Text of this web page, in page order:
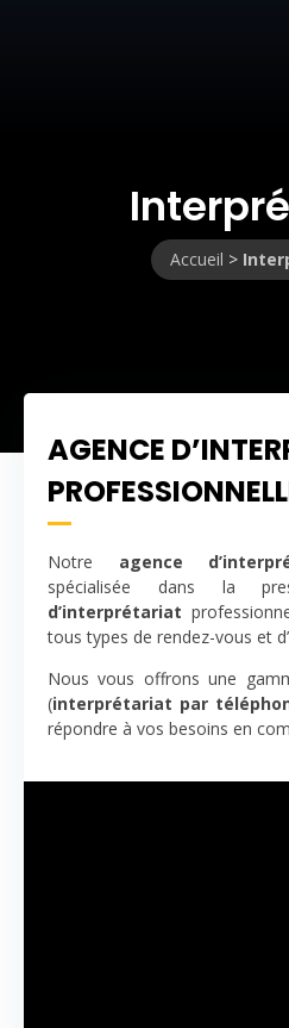
Accueil >
AGENCE
Notre agence
spécialisée dans la
d’interprétariat
tous types de rendez-vous et
Nous vous offrons une
(interprétariat par
répondre à vos besoins en